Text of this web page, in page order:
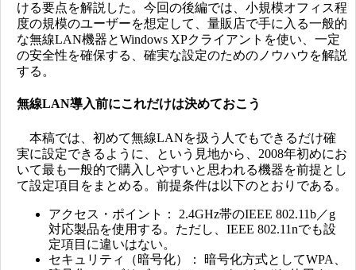
ける要点を解説した。今回の後編では、小規模オフィス程
度の規模のユーザーを想定して、量販店で手に入る一般的
な無線LAN機器とWindows XPクライアントを使い、一定
の安全性を確保する、確実な設定のためのノウハウを解説
する。
無線LAN導入前にこれだけは決めておこう
本稿では、初めて無線LANを扱う人でもできるだけ確
実に設定できるように、という見地から、2008年初めにお
いて最も一般的で購入しやすいと思われる機器を前提とし
て設定項目をまとめる。前提条件は以下のとおりである。
アクセス・ポイント： 2.4GHz帯のIEEE 802.11b／g
対応製品を使用する。ただし、IEEE 802.11nでも設
定項目に違いはない。
セキュリティ（暗号化）： 暗号化方式としてWPA、